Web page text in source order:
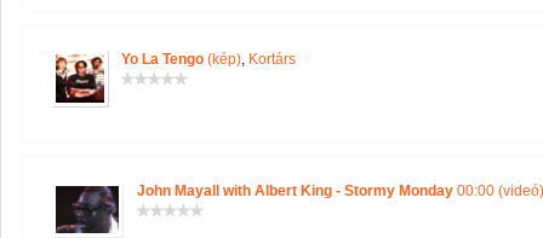
Yo La Tengo (kép), Kortárs
John Mayall with Albert King - Stormy Monday 00:00 (videó)